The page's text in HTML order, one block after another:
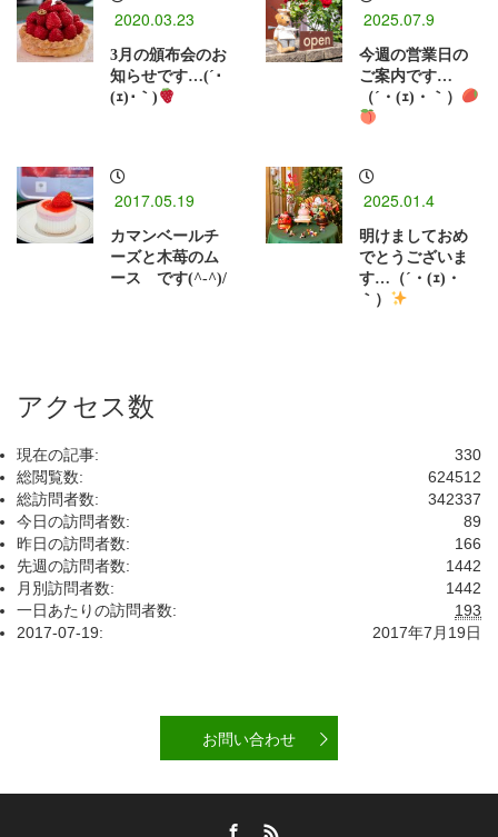
2020.03.23
3月の頒布会のお
知らせです…(´･
(ｪ)･｀)
2025.07.9
今週の営業日の
ご案内です…
（´・(ｪ)・｀）
2017.05.19
カマンベールチ
ーズと木苺のム
ース です(^-^)/
2025.01.4
明けましておめ
でとうございま
す…（´・(ｪ)・
｀）
アクセス数
330
現在の記事:
624512
総閲覧数:
342337
総訪問者数:
89
今日の訪問者数:
166
昨日の訪問者数:
1442
先週の訪問者数:
1442
月別訪問者数:
193
一日あたりの訪問者数:
2017年7月19日
2017-07-19:
お問い合わせ